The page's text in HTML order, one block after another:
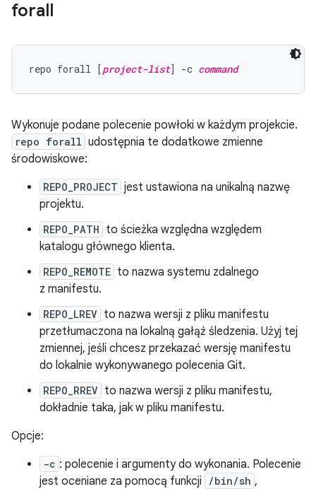
forall
repo forall [project-list] -c command
Wykonuje podane polecenie powłoki w każdym projekcie.
repo forall udostępnia te dodatkowe zmienne
środowiskowe:
REPO_PROJECT jest ustawiona na unikalną nazwę
projektu.
REPO_PATH to ścieżka względna względem
katalogu głównego klienta.
REPO_REMOTE to nazwa systemu zdalnego
z manifestu.
REPO_LREV to nazwa wersji z pliku manifestu
przetłumaczona na lokalną gałąź śledzenia. Użyj tej
zmiennej, jeśli chcesz przekazać wersję manifestu
do lokalnie wykonywanego polecenia Git.
REPO_RREV to nazwa wersji z pliku manifestu,
dokładnie taka, jak w pliku manifestu.
Opcje:
-c : polecenie i argumenty do wykonania. Polecenie
jest oceniane za pomocą funkcji
/bin/sh ,